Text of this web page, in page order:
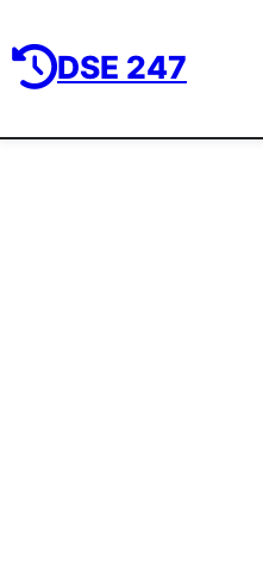
DSE 247